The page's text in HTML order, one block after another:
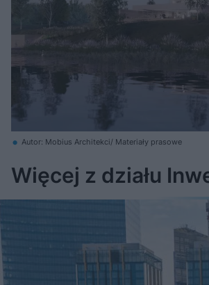
Autor: Mobius Architekci/ Materiały prasowe
Więcej z działu